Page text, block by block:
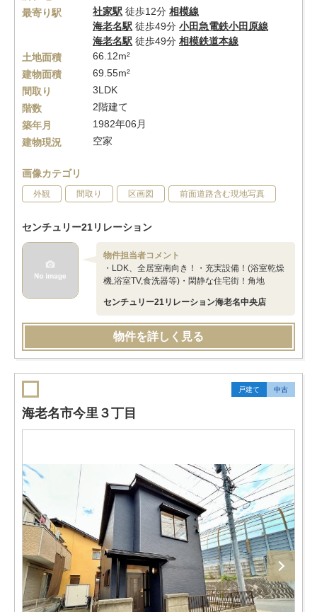
最寄り駅
社家駅 徒歩12分 相模線
海老名駅 徒歩49分 小田急電鉄小田原線
海老名駅 徒歩49分 相模鉄道本線
土地面積
66.12m²
建物面積
69.55m²
間取り
3LDK
階数
2階建て
築年月
1982年06月
建物現況
空家
画像カテゴリ
外観 間取り 区画図 前面道路含む現地写真
センチュリー21リレーション
物件担当者コメント
・LDK、全居室南向き！・充実設備！(浴室乾燥
機,浴室TV,食洗器等)・閑静な住宅街！角地
センチュリー21リレーション海老名中央店
物件を詳しく見る
戸建て 中古
海老名市今里３丁目